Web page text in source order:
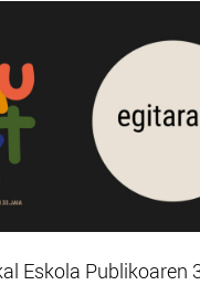
Eskola Publikoaren